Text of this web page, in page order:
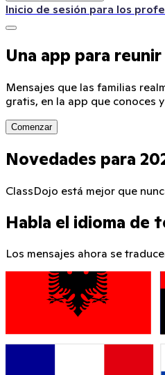
Inicio de sesión para los
Una app para
Mensajes que las familias
gratis, en la app que conoces
Comenzar
Novedades para
ClassDojo está mejor que
Habla el idioma de
Los mensajes ahora se